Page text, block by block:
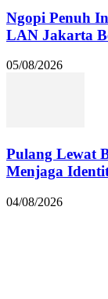
Ngopi Penuh
LAN Jakarta
05/08/2026
Pulang Lewat
Menjaga
04/08/2026